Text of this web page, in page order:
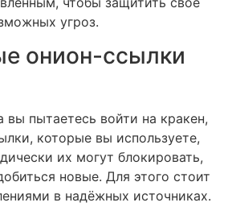
угроз.
онион-ссылки
вы пытаетесь войти на кракен,
которые вы используете,
их могут блокировать,
новые. Для этого стоит
в надёжных источниках.